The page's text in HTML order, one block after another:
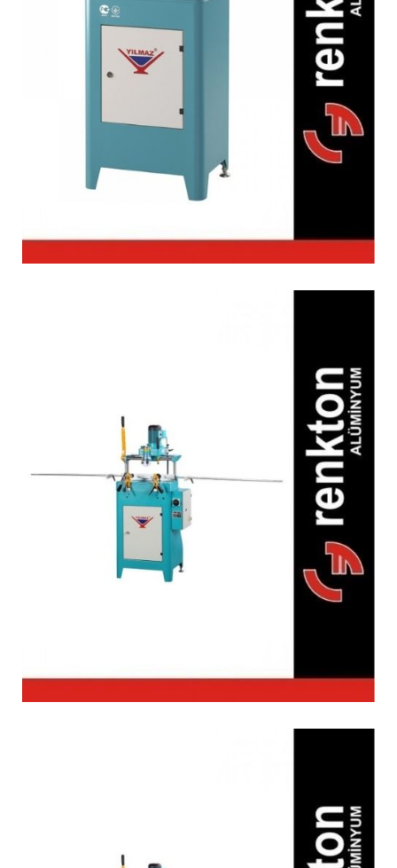
KM 210 Orta Kayıt
Alıştırma Makinesi
FR 226 Üçlü Kol Yeri
Delmeli Freze Makinesi
(Otomatik)